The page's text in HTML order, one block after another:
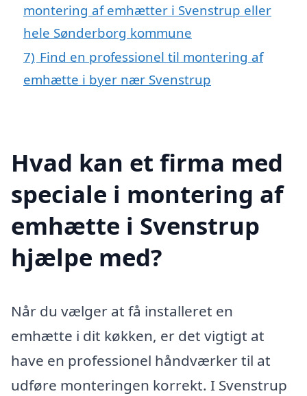
montering af emhætter i Svenstrup eller
hele Sønderborg kommune
7) Find en professionel til montering af
emhætte i byer nær Svenstrup
Hvad kan et firma med
speciale i montering af
emhætte i Svenstrup
hjælpe med?
Når du vælger at få installeret en
emhætte i dit køkken, er det vigtigt at
have en professionel håndværker til at
udføre monteringen korrekt. I Svenstrup